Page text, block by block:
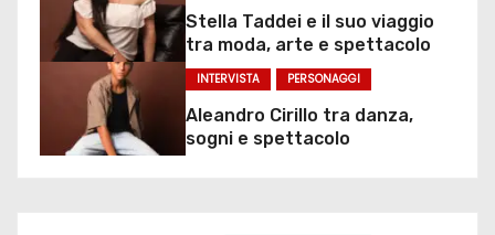
Stella Taddei e il suo viaggio
tra moda, arte e spettacolo
INTERVISTA PERSONAGGI
Aleandro Cirillo tra danza,
sogni e spettacolo